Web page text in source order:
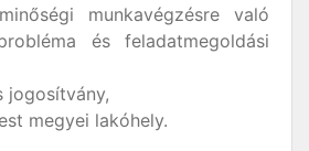
munkavégzésre való
és feladatmegoldási
jogosítvány,
megyei lakóhely.